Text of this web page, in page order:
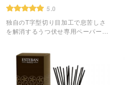
5.0
独自のT字型切り目加工で息苦しさ
を解消するうつ伏せ専用ペーパーで